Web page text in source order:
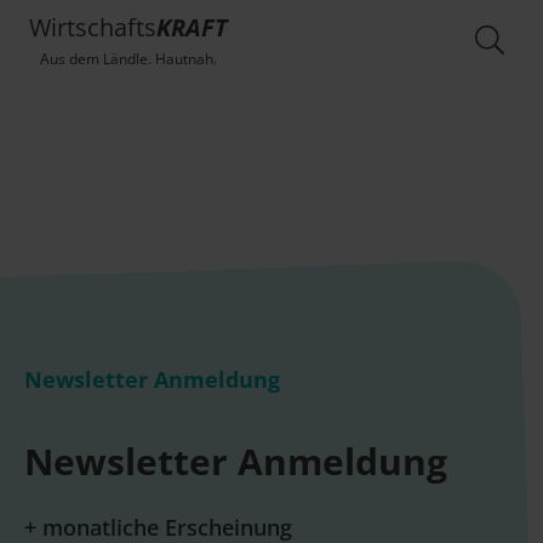
WirtschaftsKRAFT
Aus dem Ländle. Hautnah.
Newsletter Anmeldung
Newsletter Anmeldung
+ monatliche Erscheinung